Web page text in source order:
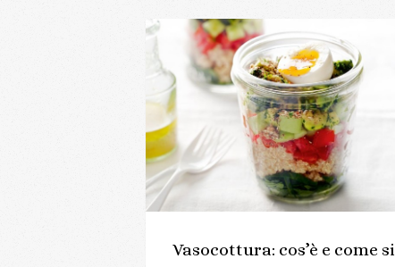
Vasocottura: cos’è e come si